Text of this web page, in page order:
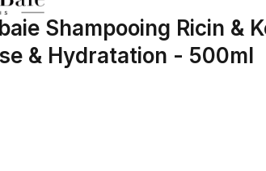
Shampooing Ricin &
& Hydratation - 500ml